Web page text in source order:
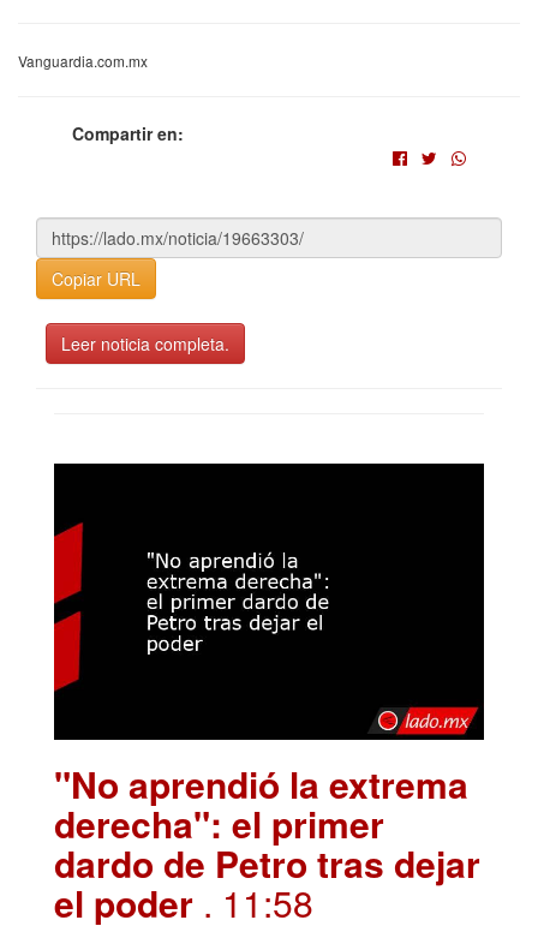
Vanguardia.com.mx
Compartir en:
Copiar URL
Leer noticia completa.
"No aprendió la extrema
derecha": el primer
dardo de Petro tras dejar
el poder . 11:58